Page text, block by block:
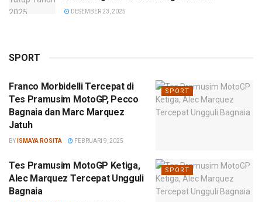
DESEMBER 23, 2025
SPORT
SPORT
Franco Morbidelli Tercepat di
Tes Pramusim MotoGP, Pecco
Bagnaia dan Marc Marquez
Jatuh
BY ISMAYA ROSITA FEBRUARI 9, 2025
SPORT
Tes Pramusim MotoGP Ketiga,
Alec Marquez Tercepat Ungguli
Bagnaia